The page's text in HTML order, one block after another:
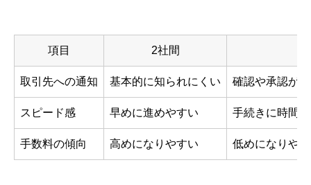
項目 2社間
取引先への通知 基本的に知られにくい 確認や承認が
スピード感 早めに進めやすい 手続きに時間
手数料の傾向 高めになりやすい 低めになりや